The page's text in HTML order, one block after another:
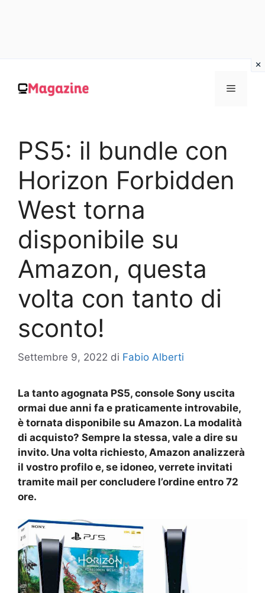
contenuto
MENU
PS5: il bundle con
Horizon Forbidden
West torna
disponibile su
Amazon, questa
volta con tanto di
sconto!
Settembre 9, 2022 di Fabio Alberti
La tanto agognata PS5, console Sony uscita
ormai due anni fa e praticamente introvabile,
è tornata disponibile su Amazon. La modalità
di acquisto? Sempre la stessa, vale a dire su
invito. Una volta richiesto, Amazon analizzerà
il vostro profilo e, se idoneo, verrete invitati
tramite mail per concludere l’ordine entro 72
ore.